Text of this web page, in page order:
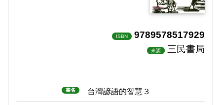
ISBN 9789578517929
來源 三民書局
書名 台灣諺語的智慧３